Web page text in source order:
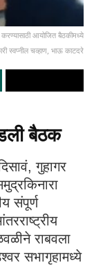
करण्यासाठी आयोजित बैठकीमध्ये
स्वप्नील चव्हाण, भाऊ काटदरे
बैठक
गुहागर
संपूर्ण
राबवला
सभागृहामध्ये